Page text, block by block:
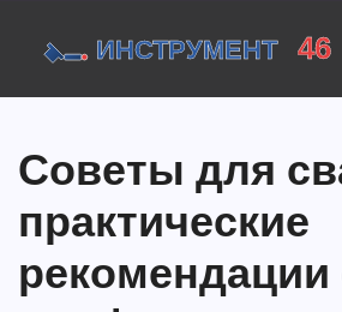
Советы для
практические
рекомендации